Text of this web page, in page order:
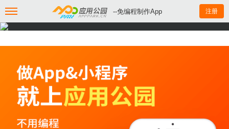
--免编程制作App 注册